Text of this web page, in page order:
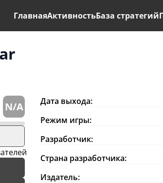
ГлавнаяАктивностьБаза стратегий
N/A Дата выхода:
Режим игры:
Разработчик:
Страна разработчика:
Издатель: